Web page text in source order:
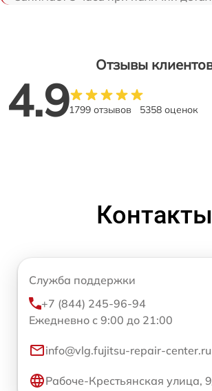
Отзывы
4.91799 отзывов 5358 оценок
Контакты
Служба поддержки
+7 (844) 245-96-94
Ежедневно с 9:00 до 21:00
info@vlg.fujitsu-repair-center.ru
Рабоче-Крестьянская улица,